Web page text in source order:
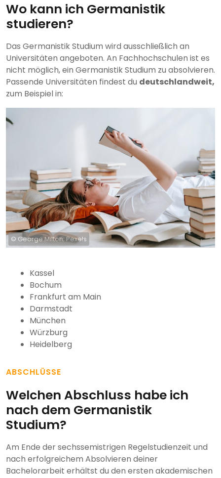
Wo kann ich Germanistik
studieren?
Das Germanistik Studium wird ausschließlich an
Universitäten angeboten. An Fachhochschulen ist es
nicht möglich, ein Germanistik Studium zu absolvieren.
Passende Universitäten findest du deutschlandweit,
zum Beispiel in:
© George Milton; Pexels
Kassel
Bochum
Frankfurt am Main
Darmstadt
München
Würzburg
Heidelberg
ABSCHLÜSSE
Welchen Abschluss habe ich
nach dem Germanistik
Studium?
Am Ende der sechssemistrigen Regelstudienzeit und
nach erfolgreichem Absolvieren deiner
Bachelorarbeit erhältst du den ersten akademischen